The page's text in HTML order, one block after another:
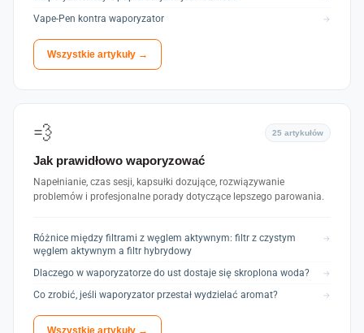
Vape-Pen kontra waporyzator →
Wszystkie artykuły →
💨 25 artykułów
Jak prawidłowo waporyzować
Napełnianie, czas sesji, kapsułki dozujące, rozwiązywanie
problemów i profesjonalne porady dotyczące lepszego parowania.
Różnice między filtrami z węglem aktywnym: filtr z czystym
węglem aktywnym a filtr hybrydowy
→
Dlaczego w waporyzatorze do ust dostaje się skroplona woda? →
Co zrobić, jeśli waporyzator przestał wydzielać aromat? →
Wszystkie artykuły →